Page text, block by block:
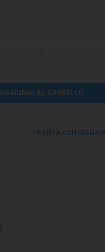
1
AGGIUNGI AL CARRELLO
PRONTA CONSEGNA